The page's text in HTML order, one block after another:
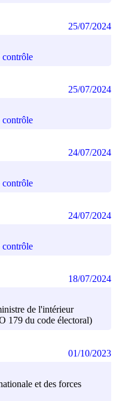
contrôle
25/07/2024
contrôle
25/07/2024
contrôle
24/07/2024
contrôle
24/07/2024
de l'intérieur
179 du code électoral)
18/07/2024
et des forces
01/10/2023